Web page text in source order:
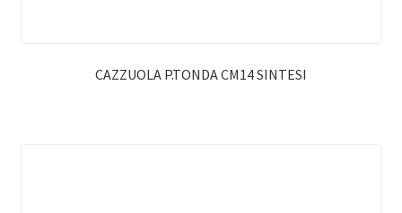
CAZZUOLA P.TONDA CM14 SINTESI